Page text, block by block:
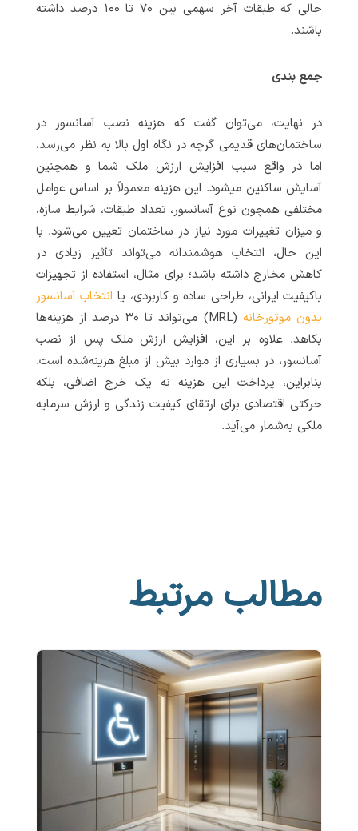
حالی که طبقات آخر سهمی بین ۷۰ تا ۱۰۰ درصد داشته
باشند.
جمع بندی
در نهایت، می‌توان گفت که هزینه نصب آسانسور در
ساختمان‌های قدیمی گرچه در نگاه اول بالا به نظر می‌رسد،
اما در واقع سبب افزایش ارزش ملک شما و همچنین
آسایش ساکنین میشود. این هزینه معمولاً بر اساس عوامل
مختلفی همچون نوع آسانسور، تعداد طبقات، شرایط سازه،
و میزان تغییرات مورد نیاز در ساختمان تعیین می‌شود. با
این حال، انتخاب هوشمندانه می‌تواند تأثیر زیادی در
کاهش مخارج داشته باشد؛ برای مثال، استفاده از تجهیزات
باکیفیت ایرانی، طراحی ساده و کاربردی، یا انتخاب آسانسور
بدون موتورخانه
(MRL) می‌تواند تا ۳۰ درصد از هزینه‌ها
بکاهد. علاوه بر این، افزایش ارزش ملک پس از نصب
آسانسور، در بسیاری از موارد بیش از مبلغ هزینه‌شده است.
بنابراین، پرداخت این هزینه نه یک خرج اضافی، بلکه
حرکتی اقتصادی برای ارتقای کیفیت زندگی و ارزش سرمایه
ملکی به‌شمار می‌آید.
مطالب مرتبط